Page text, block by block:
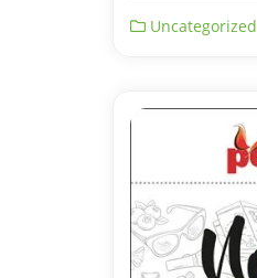
Uncategorized